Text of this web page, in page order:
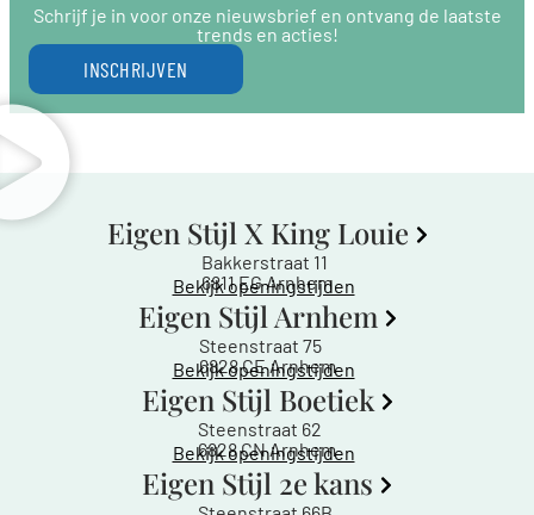
Schrijf je in voor onze nieuwsbrief en ontvang de laatste
trends en acties!
INSCHRIJVEN
Eigen Stijl X King Louie
Bakkerstraat 11
6811 EG Arnhem
Bekijk openingstijden
Eigen Stijl Arnhem
Steenstraat 75
6828 CE Arnhem
Bekijk openingstijden
Eigen Stijl Boetiek
Steenstraat 62
6828 CN Arnhem
Bekijk openingstijden
Eigen Stijl 2e kans